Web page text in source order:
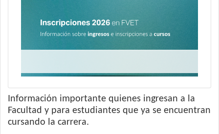
Información importante quienes ingresan a la
Facultad y para estudiantes que ya se encuentran
cursando la carrera.